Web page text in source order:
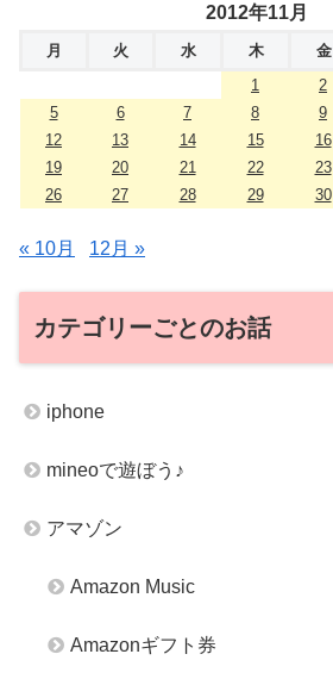
2012年11月
月 火 水 木 金
1
2
5
6 7 8 9
12
13 14 15 16
19
20 21 22 23
26
27 28 29 30
« 10月 12月 »
カテゴリーごとのお話
iphone
mineoで遊ぼう♪
アマゾン
Amazon Music
Amazonギフト券